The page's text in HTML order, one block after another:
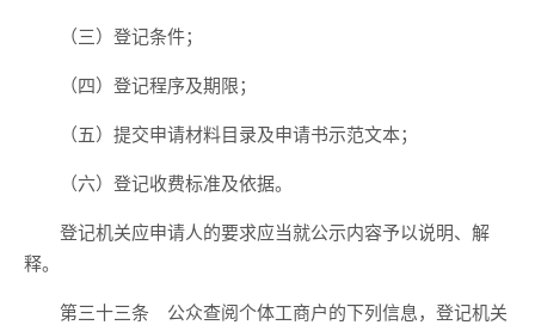
（三）登记条件；
（四）登记程序及期限；
（五）提交申请材料目录及申请书示范文本；
（六）登记收费标准及依据。
登记机关应申请人的要求应当就公示内容予以说明、解
释。
第三十三条 公众查阅个体工商户的下列信息，登记机关